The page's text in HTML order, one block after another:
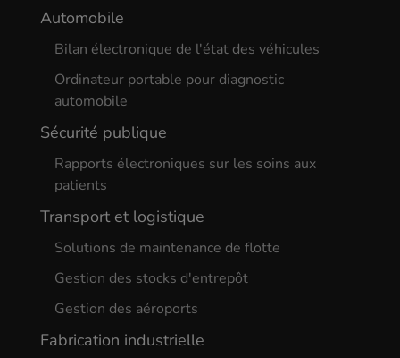
Automobile
Bilan électronique de l'état des véhicules
Ordinateur portable pour diagnostic
automobile
Sécurité publique
Rapports électroniques sur les soins aux
patients
Transport et logistique
Solutions de maintenance de flotte
Gestion des stocks d'entrepôt
Gestion des aéroports
Fabrication industrielle